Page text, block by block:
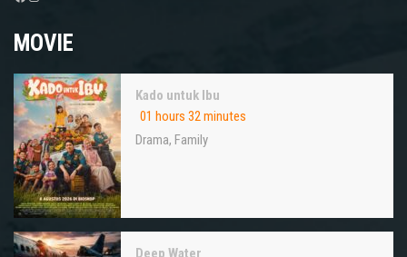
MOVIE
Kado untuk Ibu
01 hours 32 minutes
Drama, Family
Deep Water